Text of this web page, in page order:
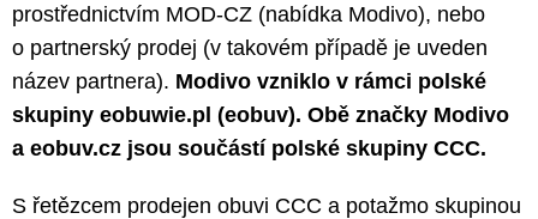
prostřednictvím MOD-CZ (nabídka Modivo), nebo
o partnerský prodej (v takovém případě je uveden
název partnera). Modivo vzniklo v rámci polské
skupiny eobuwie.pl (eobuv). Obě značky Modivo
a eobuv.cz jsou součástí polské skupiny CCC.
S řetězcem prodejen obuvi CCC a potažmo skupinou